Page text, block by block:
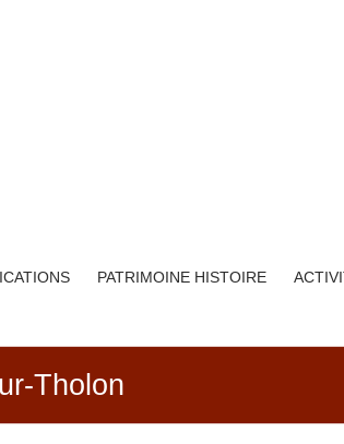
PATRIMOINE HISTOIRE
Tholon